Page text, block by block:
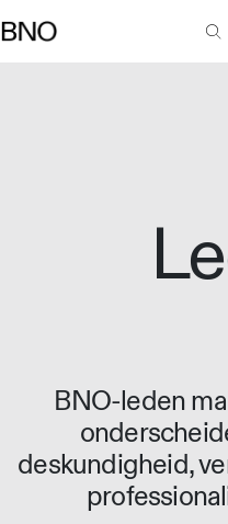
BNO-leden
deskundigheid,